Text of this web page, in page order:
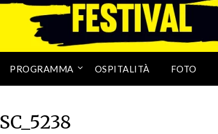
PROGRAMMA OSPITALITÀ FOTO